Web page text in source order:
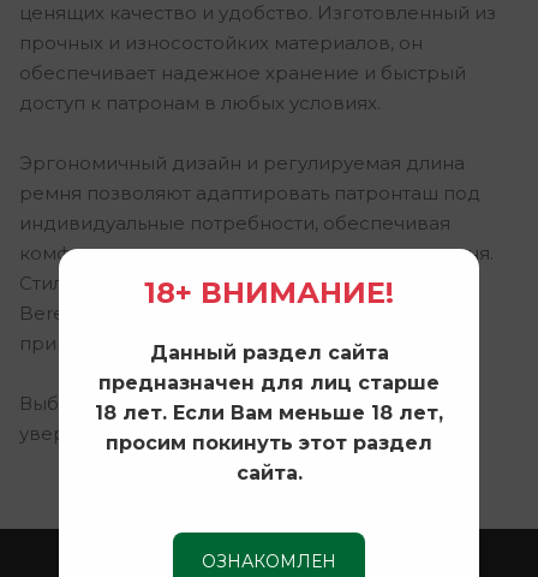
ценящих качество и удобство. Изготовленный из
прочных и износостойких материалов, он
обеспечивает надежное хранение и быстрый
доступ к патронам в любых условиях.
Эргономичный дизайн и регулируемая длина
ремня позволяют адаптировать патронташ под
индивидуальные потребности, обеспечивая
комфортное ношение на протяжении всего дня.
Стильный внешний вид и фирменный логотип
Beretta подчеркивают ваш вкус и
приверженность к лучшему.
ВыбирайтеBeretta BS671/T1611/0789 для
уверенности и эффективности на охоте!
ОХОТА
18+ ВНИМАНИЕ!
Данный раздел сайта
предназначен для лиц старше
18 лет. Если Вам меньше 18 лет,
просим покинуть этот раздел
сайта.
ОЗНАКОМЛЕН